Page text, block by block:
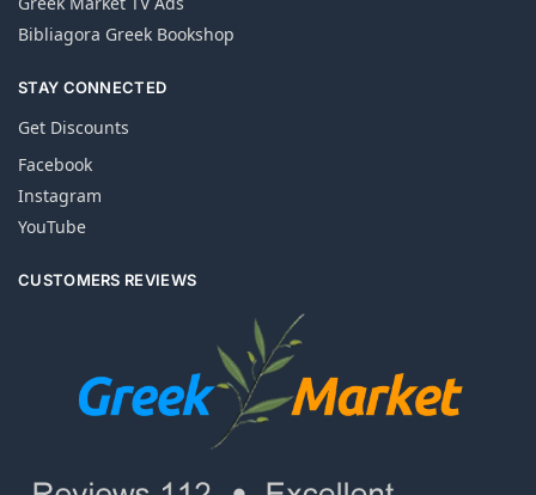
Bibliagora Greek Bookshop
STAY CONNECTED
Get Discounts
Facebook
Instagram
YouTube
CUSTOMERS REVIEWS